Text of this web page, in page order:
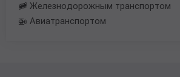
🚞 Железнодорожным транспортом
🚁 Авиатранспортом